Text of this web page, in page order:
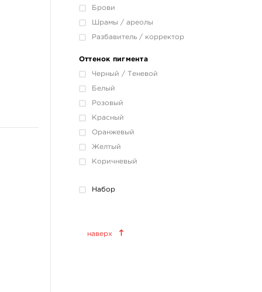
Брови
Шрамы / ареолы
Разбавитель / корректор
Оттенок пигмента
Черный / Теневой
Белый
Розовый
Красный
Оранжевый
Желтый
Коричневый
Набор
World Famous Tattoo Ink
наверх